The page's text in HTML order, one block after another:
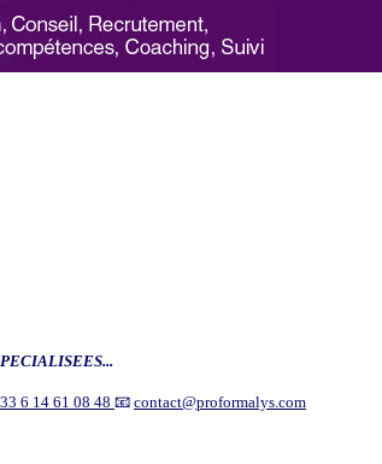
6 14 61 08 48 📧 contact@proformalys.com